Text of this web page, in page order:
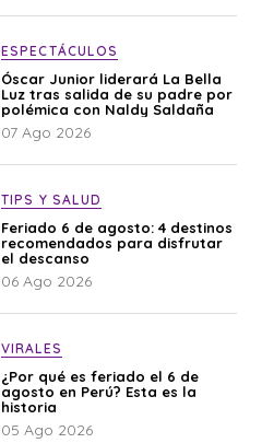
ESPECTÁCULOS
Óscar Junior liderará La Bella
Luz tras salida de su padre por
polémica con Naldy Saldaña
07 Ago 2026
TIPS Y SALUD
Feriado 6 de agosto: 4 destinos
recomendados para disfrutar
el descanso
06 Ago 2026
VIRALES
¿Por qué es feriado el 6 de
agosto en Perú? Esta es la
historia
05 Ago 2026